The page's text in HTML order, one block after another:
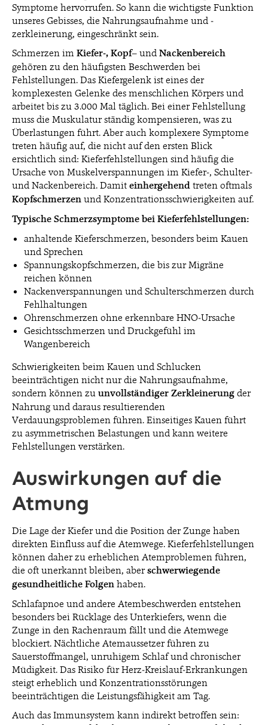
Symptome hervorrufen. So kann die wichtigste Funktion
unseres Gebisses, die Nahrungsaufnahme und -
zerkleinerung, eingeschränkt sein.
Schmerzen im Kiefer-, Kopf– und Nackenbereich
gehören zu den häufigsten Beschwerden bei
Fehlstellungen. Das Kiefergelenk ist eines der
komplexesten Gelenke des menschlichen Körpers und
arbeitet bis zu 3.000 Mal täglich. Bei einer Fehlstellung
muss die Muskulatur ständig kompensieren, was zu
Überlastungen führt. Aber auch komplexere Symptome
treten häufig auf, die nicht auf den ersten Blick
ersichtlich sind: Kieferfehlstellungen sind häufig die
Ursache von Muskelverspannungen im Kiefer-, Schulter-
und Nackenbereich. Damit einhergehend treten oftmals
Kopfschmerzen und Konzentrationsschwierigkeiten auf.
Typische Schmerzsymptome bei Kieferfehlstellungen:
anhaltende Kieferschmerzen, besonders beim Kauen
und Sprechen
Spannungskopfschmerzen, die bis zur Migräne
reichen können
Nackenverspannungen und Schulterschmerzen durch
Fehlhaltungen
Ohrenschmerzen ohne erkennbare HNO-Ursache
Gesichtsschmerzen und Druckgefühl im
Wangenbereich
Schwierigkeiten beim Kauen und Schlucken
beeinträchtigen nicht nur die Nahrungsaufnahme,
sondern können zu unvollständigerZerkleinerung der
Nahrung und daraus resultierenden
Verdauungsproblemen führen. Einseitiges Kauen führt
zu asymmetrischen Belastungen und kann weitere
Fehlstellungen verstärken.
Auswirkungen auf die
Atmung
Die Lage der Kiefer und die Position der Zunge haben
direkten Einfluss auf die Atemwege. Kieferfehlstellungen
können daher zu erheblichen Atemproblemen führen,
die oft unerkannt bleiben, aberschwerwiegende
gesundheitlicheFolgen haben.
Schlafapnoe und andere Atembeschwerden entstehen
besonders bei Rücklage des Unterkiefers, wenn die
Zunge in den Rachenraum fällt und die Atemwege
blockiert. Nächtliche Atemaussetzer führen zu
Sauerstoffmangel, unruhigem Schlaf und chronischer
Müdigkeit. Das Risiko für Herz-Kreislauf-Erkrankungen
steigt erheblich und Konzentrationsstörungen
beeinträchtigen die Leistungsfähigkeit am Tag.
Auch das Immunsystem kann indirekt betroffen sein: